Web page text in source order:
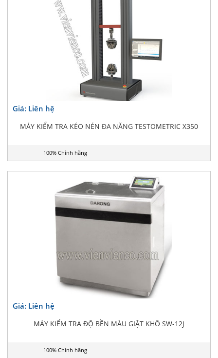
Giá: Liên hệ
MÁY KIỂM TRA KÉO NÉN ĐA NĂNG TESTOMETRIC X350
100% Chính hãng
Giá: Liên hệ
MÁY KIỂM TRA ĐỘ BỀN MÀU GIẶT KHÔ SW-12J
100% Chính hãng